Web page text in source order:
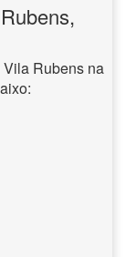
Rubens na